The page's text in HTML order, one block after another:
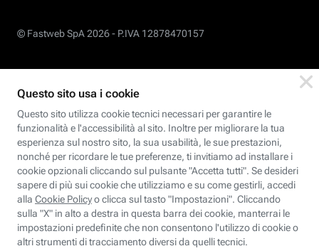
© Fastweb SpA 2026 - P.IVA 12878470157